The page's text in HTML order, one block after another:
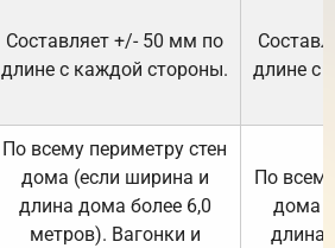
Составляет +/- 50 мм по
длине с каждой стороны.
длине с
По всему периметру стен
дома (если ширина и
длина дома более 6,0
метров). Вагонки и
По
дома
длина